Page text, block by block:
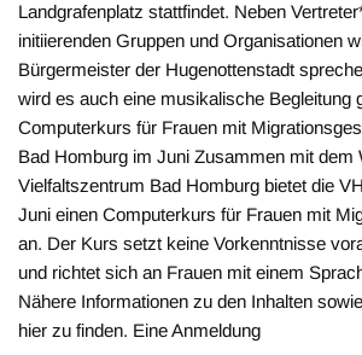
Landgrafenplatz stattfindet. Neben
initiierenden Gruppen und Organisationen
Bürgermeister der Hugenottenstadt
wird es auch eine musikalische Begleitung
Computerkurs für Frauen mit
Bad Homburg im Juni Zusammen mit dem
Vielfaltszentrum Bad Homburg bietet die
Juni einen Computerkurs für Frauen mit
an. Der Kurs setzt keine Vorkenntnisse
und richtet sich an Frauen mit einem
Nähere Informationen zu den Inhalten
hier zu finden. Eine Anmeldung